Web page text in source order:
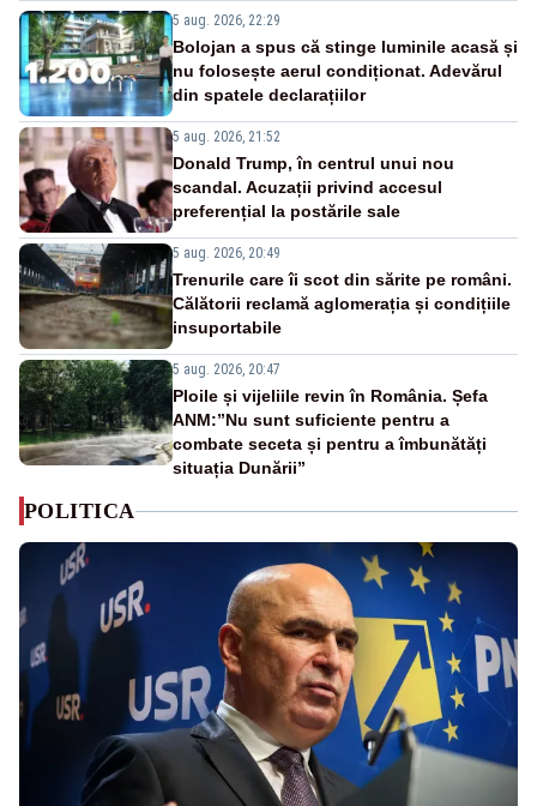
5 aug. 2026, 22:29
Bolojan a spus că stinge luminile acasă și
nu folosește aerul condiționat. Adevărul
din spatele declarațiilor
5 aug. 2026, 21:52
Donald Trump, în centrul unui nou
scandal. Acuzații privind accesul
preferențial la postările sale
5 aug. 2026, 20:49
Trenurile care îi scot din sărite pe români.
Călătorii reclamă aglomerația și condițiile
insuportabile
5 aug. 2026, 20:47
Ploile și vijeliile revin în România. Șefa
ANM:”Nu sunt suficiente pentru a
combate seceta și pentru a îmbunătăți
situația Dunării”
POLITICA